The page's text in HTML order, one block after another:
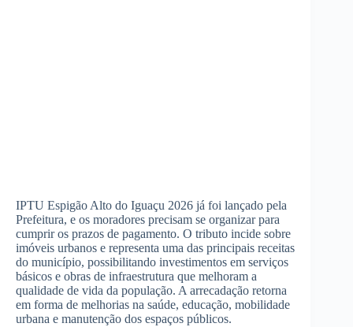
IPTU Espigão Alto do Iguaçu 2026 já foi lançado pela
Prefeitura, e os moradores precisam se organizar para
cumprir os prazos de pagamento. O tributo incide sobre
imóveis urbanos e representa uma das principais receitas
do município, possibilitando investimentos em serviços
básicos e obras de infraestrutura que melhoram a
qualidade de vida da população. A arrecadação retorna
em forma de melhorias na saúde, educação, mobilidade
urbana e manutenção dos espaços públicos.